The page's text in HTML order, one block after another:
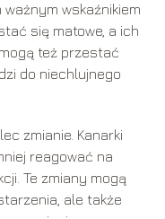
ważnym wskaźnikiem
się matowe, a ich
też przestać
do niechlujnego
zmianie. Kanarki
reagować na
Te zmiany mogą
ale także